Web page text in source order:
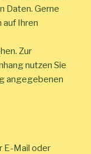
Daten. Gerne
auf Ihren
Zur
nutzen Sie
angegebenen
E-Mail oder